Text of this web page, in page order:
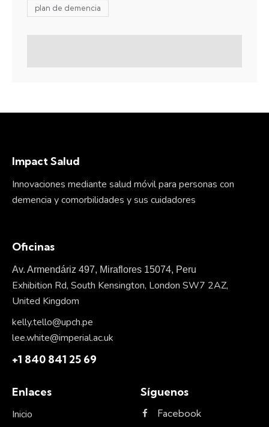
plan de demencia
Impact Salud
Innovaciones mediante salud móvil para personas con
demencia y comorbilidades y sus cuidadores
Oficinas
Av. Armendáriz 497, Miraflores 15074, Peru
Exhibition Rd, South Kensington, London SW7 2AZ,
United Kingdom
kelly.tello@upch.pe
lee.white@imperial.ac.uk
+1 840 841 25 69
Enlaces
Inicio
Síguenos
Facebook